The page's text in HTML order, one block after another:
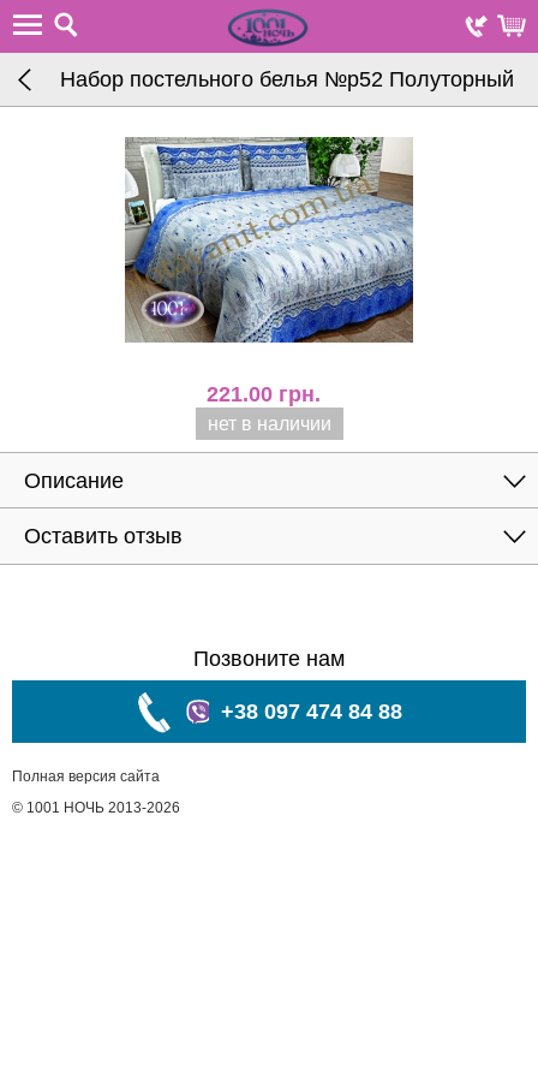
Набор постельного белья №p52 Полуторный
221.00 грн.
нет в наличии
Описание
Оставить отзыв
Позвоните нам
+38 097 474 84 88
Полная версия сайта
© 1001 НОЧЬ 2013-2026